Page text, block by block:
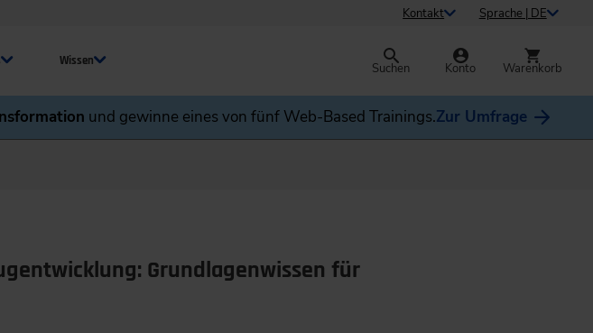
Kontakt Sprache | DE
Wissen Suchen Konto Warenkorb
und gewinne eines von fünf Web-Based Trainings.Zur Umfrage
Grundlagenwissen für